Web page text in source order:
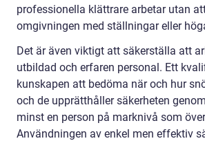
professionella klättrare arbetar utan
omgivningen med ställningar eller
Det är även viktigt att säkerställa att
utbildad och erfaren personal. Ett
kunskapen att bedöma när och hur
och de upprätthåller säkerheten
minst en person på marknivå som
Användningen av enkel men effektiv